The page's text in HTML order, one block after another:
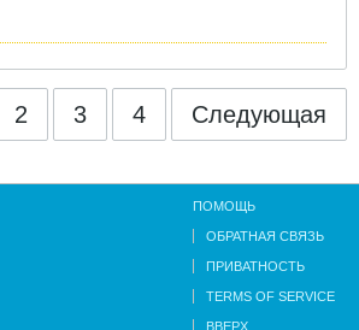
2 3 4 Следующая
ПОМОЩЬ
ОБРАТНАЯ СВЯЗЬ
ПРИВАТНОСТЬ
TERMS OF SERVICE
ВВЕРХ